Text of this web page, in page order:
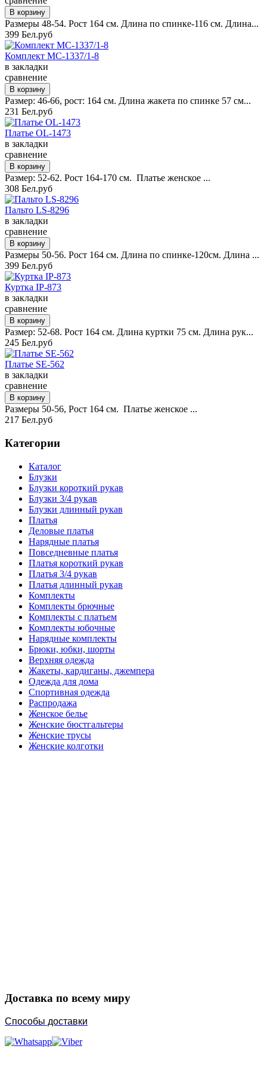
Размеры 48-54. Рост 164 см. Длина по спинке-116 см. Длина...
399 Бел.руб
Комплект MC-1337/1-8
в закладки
сравнение
Размер: 46-66, рост: 164 см. Длина жакета по спинке 57 см...
231 Бел.руб
Платье OL-1473
в закладки
сравнение
Размер: 52-62. Рост 164-170 см. Платье женское ...
308 Бел.руб
Пальто LS-8296
в закладки
сравнение
Размеры 50-56. Рост 164 см. Длина по спинке-120см. Длина ...
399 Бел.руб
Куртка IP-873
в закладки
сравнение
Размер: 52-68. Рост 164 см. Длина куртки 75 см. Длина рук...
245 Бел.руб
Платье SE-562
в закладки
сравнение
Размеры 50-56, Рост 164 см. Платье женское ...
217 Бел.руб
Категории
Каталог
Блузки
Блузки короткий рукав
Блузки 3/4 рукав
Блузки длинный рукав
Платья
Деловые платья
Нарядные платья
Повседневные платья
Платья короткий рукав
Платья 3/4 рукав
Платья длинный рукав
Комплекты
Комплекты брючные
Комплекты с платьем
Комплекты юбочные
Нарядные комплекты
Брюки, юбки, шорты
Верхняя одежда
Жакеты, кардиганы, джемпера
Одежда для дома
Спортивная одежда
Распродажа
Женское белье
Женские бюстгальтеры
Женские трусы
Женские колготки
Доставка по всему миру
Способы доставки